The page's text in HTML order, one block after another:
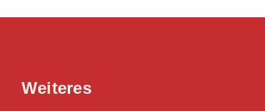
Weiteres